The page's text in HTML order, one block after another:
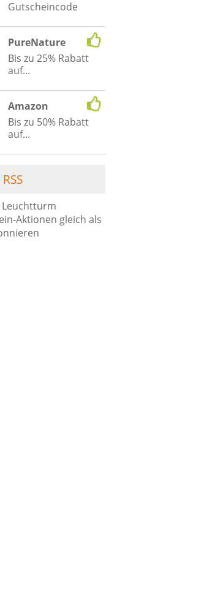
Gutscheincode
PureNature
Bis zu 25% Rabatt
auf...
Amazon
Bis zu 50% Rabatt
auf...
Leuchtturm
Aktionen gleich als